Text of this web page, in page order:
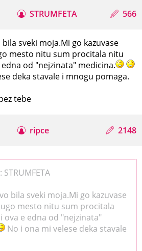
STRUMFETA 566
sveki moja.Mi go kazuvase
mesto nitu sum procitala nitu
od "nejzinata" medicina.
deka stavale i mnogu pomaga.
tebe
ripce 2148
bila sveki moja.Mi go kazuvase
mesto nitu sum procitala
ova e edna od "nejzinata"
No i ona mi velese deka stavale